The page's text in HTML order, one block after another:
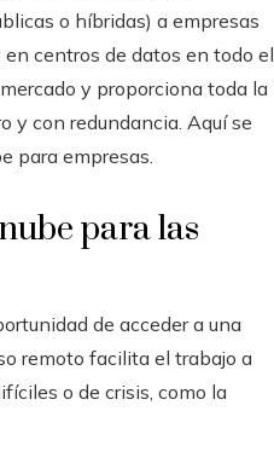
o híbridas) a empresas
centros de datos en todo el
y proporciona toda la
y con redundancia. Aquí se
para empresas.
para las
de acceder a una
remoto facilita el trabajo a
o de crisis, como la